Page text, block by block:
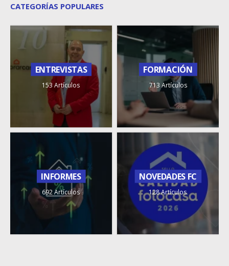
CATEGORÍAS POPULARES
ENTREVISTAS
153 Artículos
FORMACIÓN
713 Artículos
INFORMES
692 Artículos
NOVEDADES FC
128 Artículos